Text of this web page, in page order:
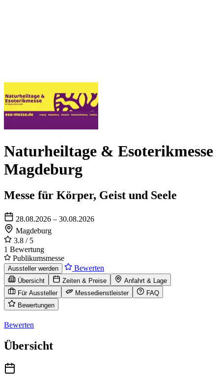
Naturheiltage & Esoterikmesse
Magdeburg
Messe für Körper, Geist und Seele
28.08.2026 – 30.08.2026
Magdeburg
3.8 / 5
1 Bewertung
Publikumsmesse
Aussteller werden Bewerten
Übersicht Zeiten & Preise
Anfahrt & Lage
Für Aussteller
Messedienstleister
FAQ
Bewertungen
Bewerten
Übersicht